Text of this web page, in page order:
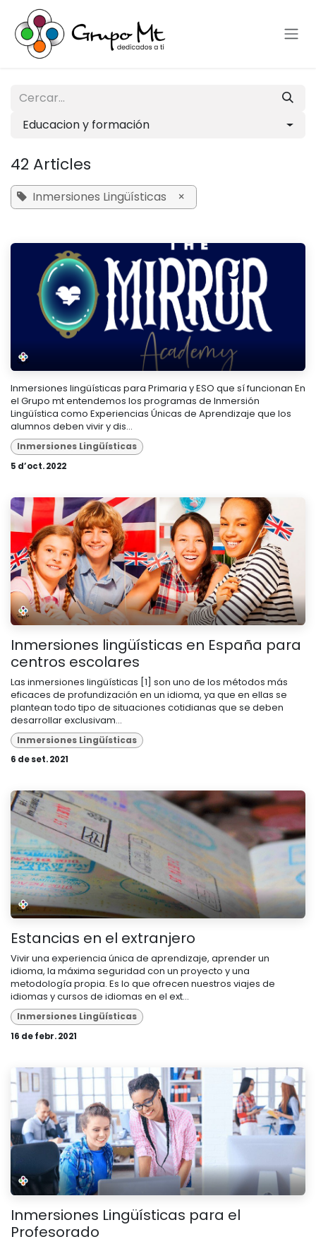
Skip to Content
Educacion y formación
42 Articles
Inmersiones Lingüísticas ×
Inmersiones lingüísticas para Primaria y ESO que sí funcionan En
el Grupo mt entendemos los programas de Inmersión
Lingüística como Experiencias Únicas de Aprendizaje que los
alumnos deben vivir y dis...
Inmersiones Lingüísticas
5 d’oct. 2022
Inmersiones lingüísticas en España para
centros escolares
Las inmersiones lingüísticas [1] son uno de los métodos más
eficaces de profundización en un idioma, ya que en ellas se
plantean todo tipo de situaciones cotidianas que se deben
desarrollar exclusivam...
Inmersiones Lingüísticas
6 de set. 2021
Estancias en el extranjero
Vivir una experiencia única de aprendizaje, aprender un
idioma, la máxima seguridad con un proyecto y una
metodología propia. Es lo que ofrecen nuestros viajes de
idiomas y cursos de idiomas en el ext...
Inmersiones Lingüísticas
16 de febr. 2021
Inmersiones Lingüísticas para el
Profesorado